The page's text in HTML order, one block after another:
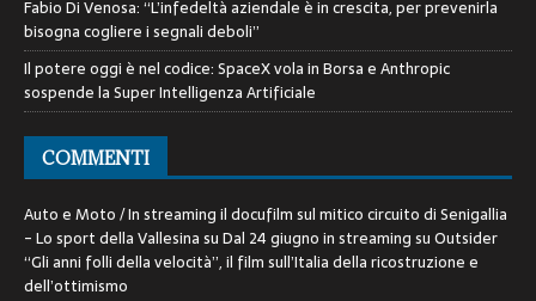
Fabio Di Venosa: “L’infedeltà aziendale è in crescita, per prevenirla
bisogna cogliere i segnali deboli”
Il potere oggi è nel codice: SpaceX vola in Borsa e Anthropic
sospende la Super Intelligenza Artificiale
COMMENTI
Auto e Moto / In streaming il docufilm sul mitico circuito di Senigallia
- Lo sport della VallesinasuDal 24 giugno in streaming su Outsider
“Gli anni folli della velocità”, il film sull’Italia della ricostruzione e
dell’ottimismo